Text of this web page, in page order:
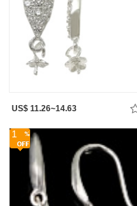
US$ 11.26~14.63
1